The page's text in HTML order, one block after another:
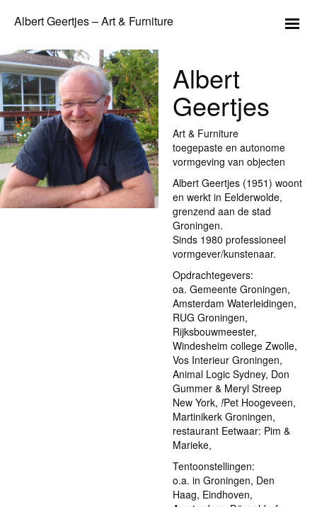
Albert Geertjes – Art & Furniture
Albert
Geertjes
Art & Furniture
toegepaste en autonome
vormgeving van objecten
Albert Geertjes (1951) woont
en werkt in Eelderwolde,
grenzend aan de stad
Groningen.
Sinds 1980 professioneel
vormgever/kunstenaar.
Opdrachtegevers:
oa. Gemeente Groningen,
Amsterdam Waterleidingen,
RUG Groningen,
Rijksbouwmeester,
Windesheim college Zwolle,
Vos Interieur Groningen,
Animal Logic Sydney, Don
Gummer & Meryl Streep
New York, !Pet Hoogeveen,
Martinikerk Groningen,
restaurant Eetwaar: Pim &
Marieke,
Tentoonstellingen:
o.a. in Groningen, Den
Haag, Eindhoven,